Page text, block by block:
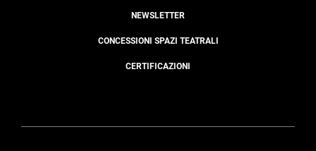
NEWSLETTER
CONCESSIONI SPAZI TEATRALI
CERTIFICAZIONI